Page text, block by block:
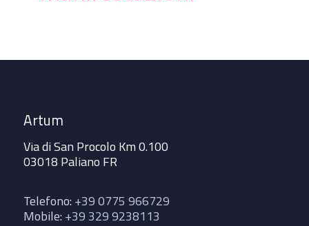
Artum
Via di San Procolo Km 0.100
03018 Paliano FR
Telefono: +39 0775 966729
Mobile: +39 329 9238113